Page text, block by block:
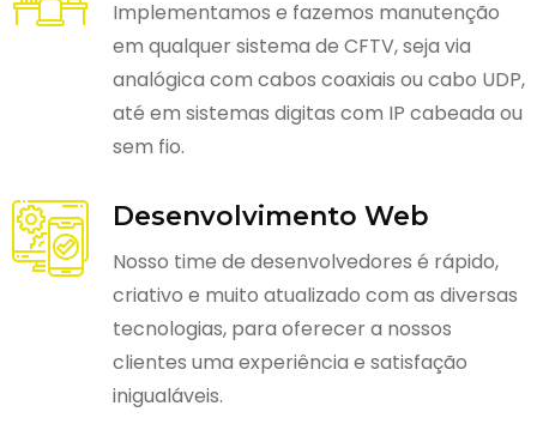
Implementamos e fazemos manutenção
em qualquer sistema de CFTV, seja via
analógica com cabos coaxiais ou cabo UDP,
até em sistemas digitas com IP cabeada ou
sem fio.
Desenvolvimento Web
Nosso time de desenvolvedores é rápido,
criativo e muito atualizado com as diversas
tecnologias, para oferecer a nossos
clientes uma experiência e satisfação
inigualáveis.